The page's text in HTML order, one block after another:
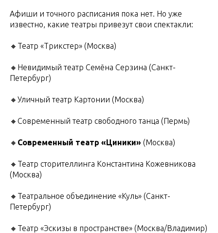
Афиши и точного расписания пока нет. Но уже
известно, какие театры привезут свои спектакли:
🔸Театр «Трикстер» (Москва)
🔸Невидимый театр Семёна Серзина (Санкт-
Петербург)
🔸Уличный театр Картонии (Москва)
🔸Современный театр свободного танца (Пермь)
🔸 Современный театр «Циники» (Москва)
🔸Театр сторителлинга Константина Кожевникова
(Москва)
🔸Театральное объединение «Куль» (Санкт-
Петербург)
🔸Театр «Эскизы в пространстве» (Москва/Владимир)